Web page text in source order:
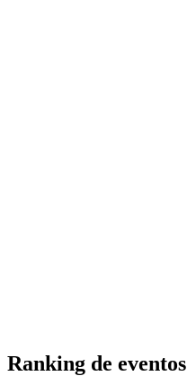
Ranking de eventos